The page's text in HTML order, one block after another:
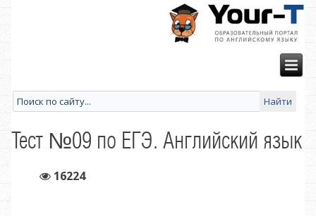
Тест №09 по ЕГЭ. Английский язык
16224